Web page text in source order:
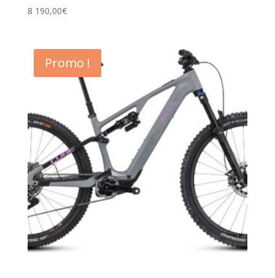
8 190,00€
Promo !